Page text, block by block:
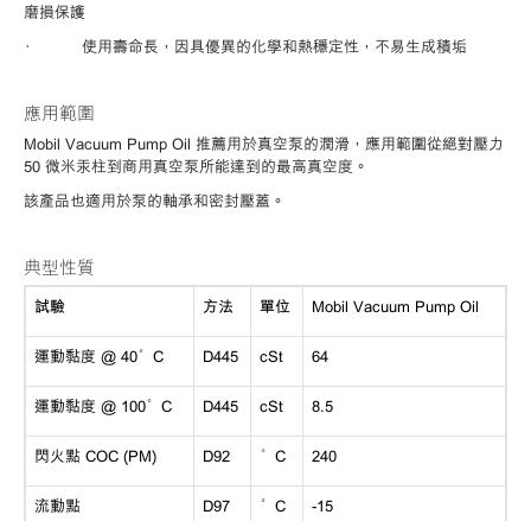
磨損保護
· 使用壽命長，因具優異的化學和熱穩定性，不易生成積垢
應用範圍
Mobil Vacuum Pump Oil 推薦用於真空泵的潤滑，應用範圍從絕對壓力
50 微米汞柱到商用真空泵所能達到的最高真空度。
該產品也適用於泵的軸承和密封壓蓋。
典型性質
試驗 方法 單位 Mobil Vacuum Pump Oil
運動黏度 @ 40°C D445 cSt 64
運動黏度 @ 100°C D445 cSt 8.5
閃火點 COC (PM) D92 °C 240
流動點 D97 °C -15